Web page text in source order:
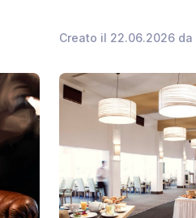
Creato il 22.06.2026 da